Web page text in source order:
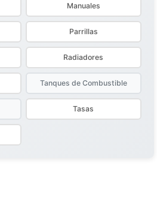
Manuales
Parrillas
Radiadores
Tanques de Combustible
Tasas